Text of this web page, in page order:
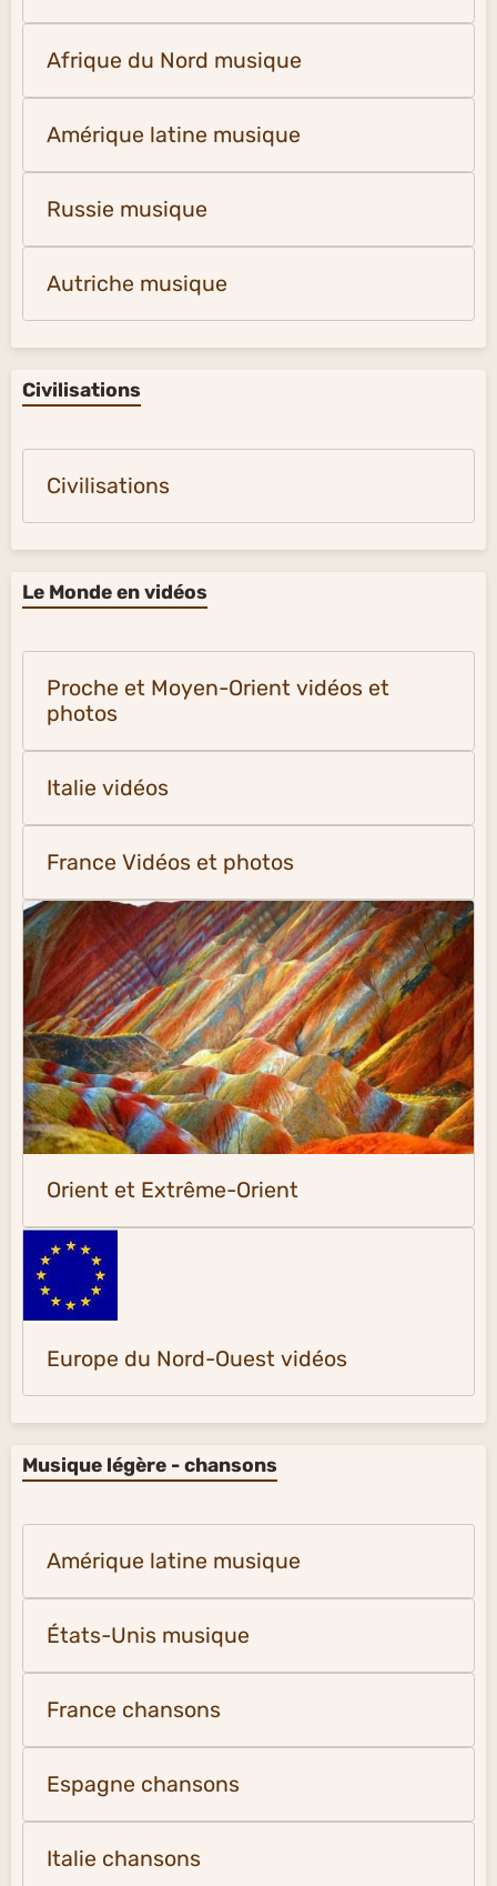
Afrique du Nord musique
Amérique latine musique
Russie musique
Autriche musique
Civilisations
Civilisations
Le Monde en vidéos
Proche et Moyen-Orient vidéos et
photos
Italie vidéos
France Vidéos et photos
Orient et Extrême-Orient
Europe du Nord-Ouest vidéos
Musique légère - chansons
Amérique latine musique
États-Unis musique
France chansons
Espagne chansons
Italie chansons